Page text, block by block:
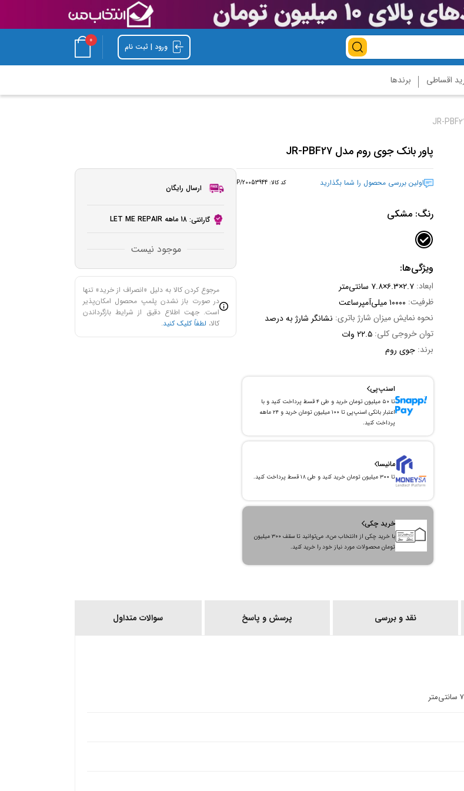
ورود | ثبت نام
0
اقساطی برندها
پاور بانک جوی روم مدل JR-PBF27
اولین بررسی محصول را شما بگذارید کد کالا: P/20053944
رنگ: مشکی
ویژگی‌ها:
ابعاد: ۲.۷×۶.۳×۷.۸ سانتی‌متر
ظرفیت: ۱۰۰۰۰ میلی‌آمپر‌ساعت
نحوه نمایش میزان شارژ باتری: نشانگر شارژ به درصد
توان خروجی کلی: ۲۲.۵ وات
برند: جوی روم
اسنپ‌پی
تا ۵۰ میلیون تومان خرید و طی ۴ قسط پرداخت کنید و با
اعتبار بانکی اسنپ‌پی تا ۱۰۰ میلیون تومان خرید و ۲۴ ماهه
پرداخت کنید.
مانیسا
تا ۳۰۰ میلیون تومان خرید کنید و طی ۱۸ قسط پرداخت کنید.
خرید چکی
با خرید چکی از «انتخاب من»، می‌توانید تا سقف ۳۰۰ میلیون
تومان محصولات مورد نیاز خود را خرید کنید.
ارسال رایگان
گارانتی: 18 ماهه LET ME REPAIR
موجود نیست
مرجوع کردن کالا به دلیل «انصراف از خرید» تنها
در صورت باز نشدن پلمپ محصول امکان‌پذیر
است. جهت اطلاع دقیق از شرایط بازگرداندن
کالا، لطفاً کلیک کنید.
نقد و بررسی پرسش و پاسخ سوالات متداول